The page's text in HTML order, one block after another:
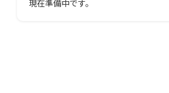
現在準備中です。